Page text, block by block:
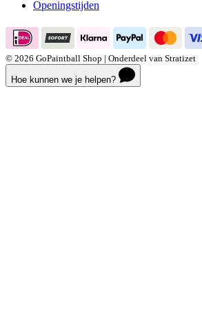
Openingstijden
© 2026 GoPaintball Shop | Onderdeel van Stratizet
Hoe kunnen we je helpen?